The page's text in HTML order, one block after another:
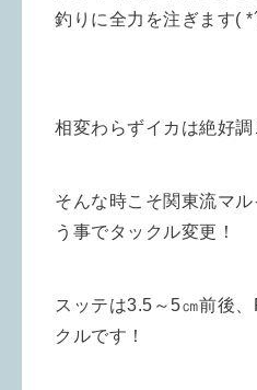
釣りに全力を注ぎます(
相変わらずイカは絶好調
そんな時こそ関東流マ
う事でタックル変更！
スッテは3.5～5㎝前後
クルです！